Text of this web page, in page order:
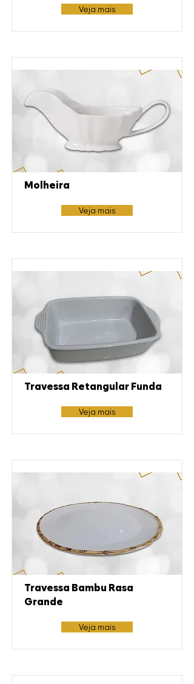
Veja mais
Molheira
Veja mais
Travessa Retangular Funda
Veja mais
Travessa Bambu Rasa
Grande
Veja mais